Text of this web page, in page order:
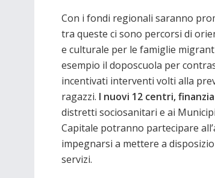
Con i fondi regionali saranno
tra queste ci sono percorsi di
e culturale per le famiglie
esempio il doposcuola per
incentivati interventi volti alla
ragazzi. I nuovi 12 centri,
distretti sociosanitari e ai
Capitale potranno partecipare
impegnarsi a mettere a
servizi.